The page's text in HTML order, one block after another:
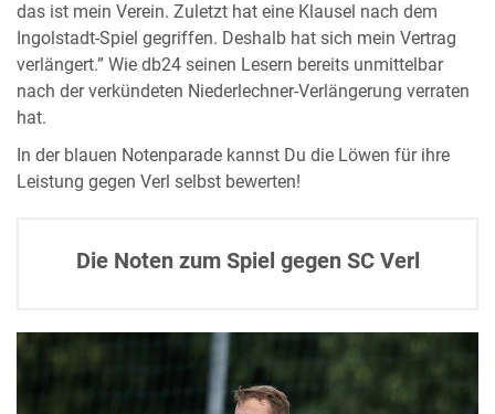
das ist mein Verein. Zuletzt hat eine Klausel nach dem
Ingolstadt-Spiel gegriffen. Deshalb hat sich mein Vertrag
verlängert.” Wie db24 seinen Lesern bereits unmittelbar
nach der verkündeten Niederlechner-Verlängerung verraten
hat.
In der blauen Notenparade kannst Du die Löwen für ihre
Leistung gegen Verl selbst bewerten!
Die Noten zum Spiel gegen SC Verl